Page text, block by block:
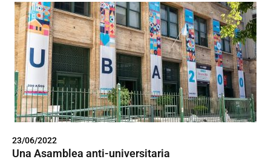
23/06/2022
Una Asamblea anti-universitaria